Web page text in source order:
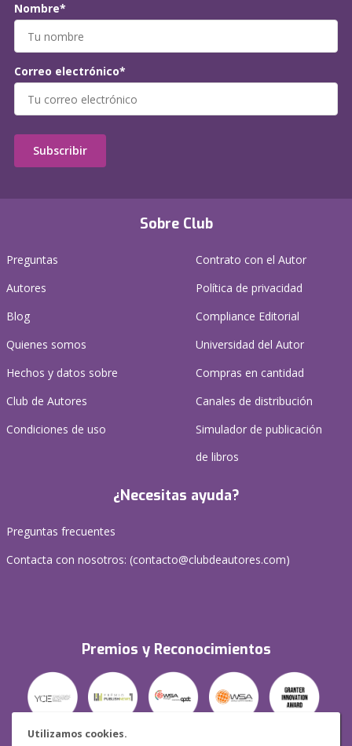
Utilizamos cookies.
Sobre Club
Preguntas
Autores
Blog
Quienes somos
Hechos y datos sobre
Club de Autores
Condiciones de uso
Contrato con el Autor
Política de privacidad
Compliance Editorial
Universidad del Autor
Compras en cantidad
Canales de distribución
Simulador de publicación
de libros
¿Necesitas ayuda?
Preguntas frecuentes
Contacta con nosotros: (contacto@clubdeautores.com)
Premios y Reconocimientos
Nombre*
Correo electrónico*
Subscribir